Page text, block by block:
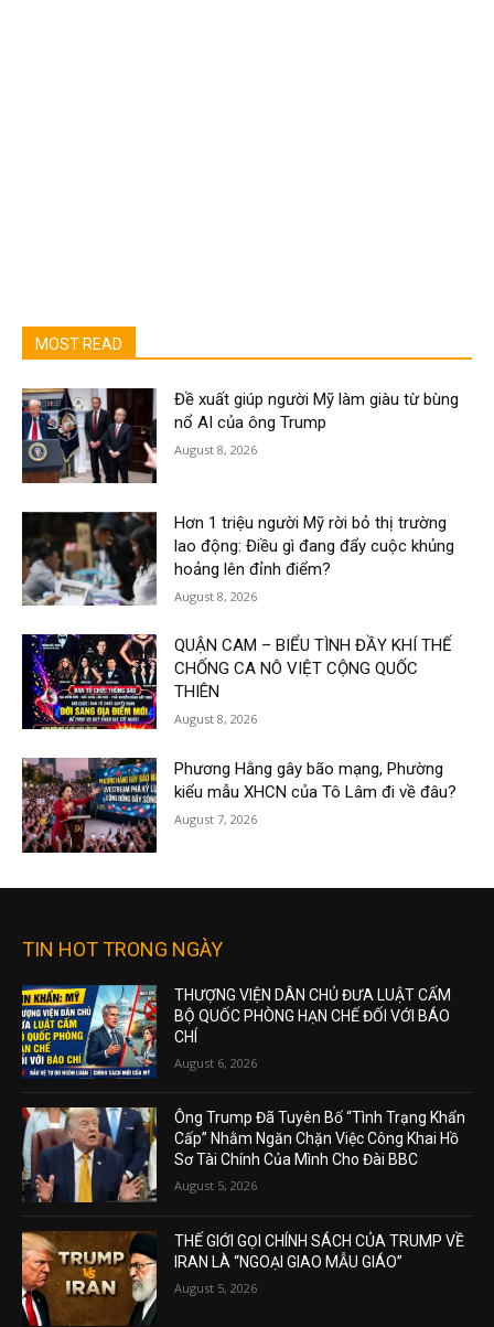
MOST READ
Đề xuất giúp người Mỹ làm giàu từ bùng
nổ AI của ông Trump
August 8, 2026
Hơn 1 triệu người Mỹ rời bỏ thị trường
lao động: Điều gì đang đẩy cuộc khủng
hoảng lên đỉnh điểm?
August 8, 2026
QUẬN CAM – BIỂU TÌNH ĐẦY KHÍ THẾ
CHỐNG CA NÔ VIỆT CỘNG QUỐC
THIÊN
August 8, 2026
Phương Hằng gây bão mạng, Phường
kiểu mẫu XHCN của Tô Lâm đi về đâu?
August 7, 2026
TIN HOT TRONG NGÀY
THƯỢNG VIỆN DÂN CHỦ ĐƯA LUẬT CẤM
BỘ QUỐC PHÒNG HẠN CHẾ ĐỐI VỚI BÁO
CHÍ
August 6, 2026
Ông Trump Đã Tuyên Bố “Tình Trạng Khẩn
Cấp” Nhằm Ngăn Chặn Việc Công Khai Hồ
Sơ Tài Chính Của Mình Cho Đài BBC
August 5, 2026
THẾ GIỚI GỌI CHÍNH SÁCH CỦA TRUMP VỀ
IRAN LÀ “NGOẠI GIAO MẪU GIÁO”
August 5, 2026